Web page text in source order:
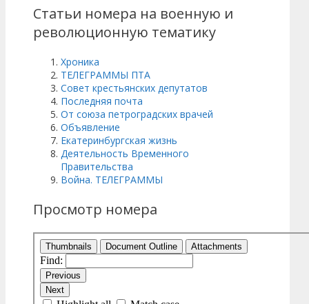
Статьи номера на военную и
революционную тематику
Хроника
ТЕЛЕГРАММЫ ПТА
Совет крестьянских депутатов
Последняя почта
От союза петроградских врачей
Объявление
Екатеринбургская жизнь
Деятельность Временного
Правительства
Война. ТЕЛЕГРАММЫ
Просмотр номера